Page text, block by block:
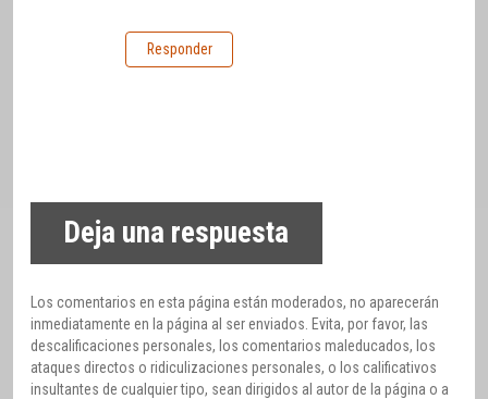
Responder
Deja una respuesta
Los comentarios en esta página están moderados, no aparecerán
inmediatamente en la página al ser enviados. Evita, por favor, las
descalificaciones personales, los comentarios maleducados, los
ataques directos o ridiculizaciones personales, o los calificativos
insultantes de cualquier tipo, sean dirigidos al autor de la página o a